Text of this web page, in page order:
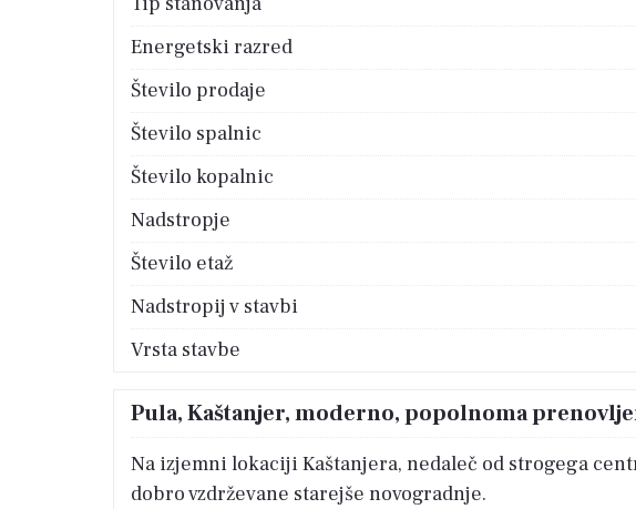
Energetski razred
Število prodaje
Število spalnic
Število kopalnic
Nadstropje
Število etaž
Nadstropij v stavbi
Vrsta stavbe
Pula, Kaštanjer, moderno, popolnoma
Na izjemni lokaciji Kaštanjera, nedaleč od strogega
dobro vzdrževane starejše novogradnje.